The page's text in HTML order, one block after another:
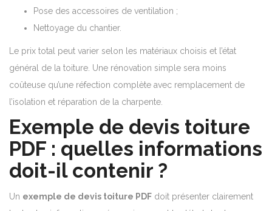
Pose des accessoires de ventilation ;
Nettoyage du chantier.
Le prix total peut varier selon les matériaux choisis et l’état
général de la toiture. Une rénovation simple sera moins
coûteuse qu’une réfection complète avec remplacement de
l’isolation et réparation de la charpente.
Exemple de devis toiture
PDF : quelles informations
doit-il contenir ?
Un exemple de devis toiture PDF doit présenter clairement